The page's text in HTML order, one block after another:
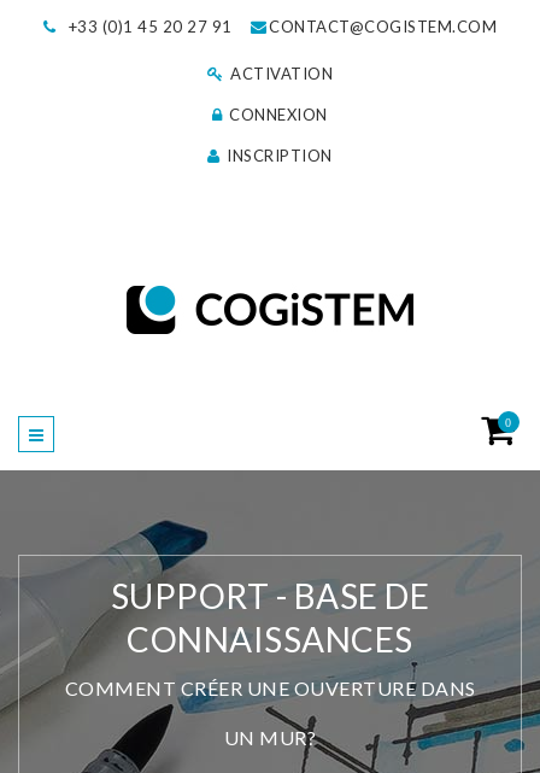
+33 (0)1 45 20 27 91 CONTACT@COGISTEM.COM
ACTIVATION
CONNEXION
INSCRIPTION
0
SUPPORT - BASE DE
CONNAISSANCES
COMMENT CRÉER UNE OUVERTURE DANS
UN MUR?